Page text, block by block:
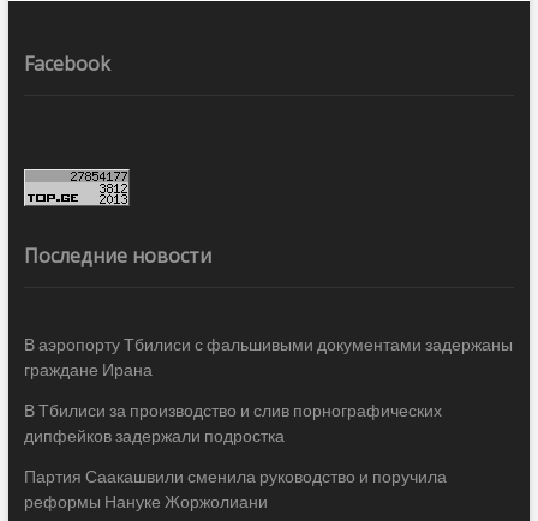
Facebook
Последние новости
В аэропорту Тбилиси с фальшивыми документами задержаны
граждане Ирана
В Тбилиси за производство и слив порнографических
дипфейков задержали подростка
Партия Саакашвили сменила руководство и поручила
реформы Нануке Жоржолиани